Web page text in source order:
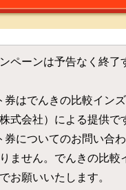
ペーンは予告なく終了
はでんきの比較イン
式会社）による提供で
についてのお問い合
ません。でんきの比較
お願いいたします。